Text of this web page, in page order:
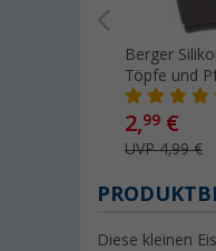
Berger
Töpfe und
2,99 €
UVP 4,99 €
Diese kleinen